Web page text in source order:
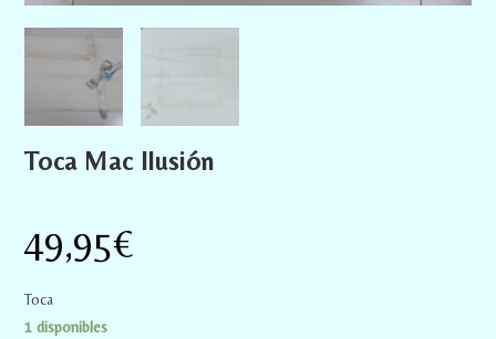
Toca Mac Ilusión
49,95€
Toca
1 disponibles